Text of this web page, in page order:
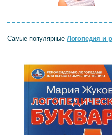
Самые популярные Логопедия и